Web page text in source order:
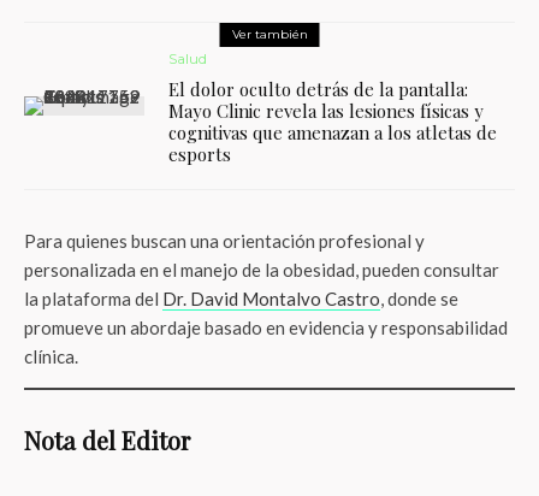
Ver también
Salud
El dolor oculto detrás de la pantalla:
Mayo Clinic revela las lesiones físicas y
cognitivas que amenazan a los atletas de
esports
Para quienes buscan una orientación profesional y
personalizada en el manejo de la obesidad, pueden consultar
la plataforma del Dr. David Montalvo Castro, donde se
promueve un abordaje basado en evidencia y responsabilidad
clínica.
Nota del Editor